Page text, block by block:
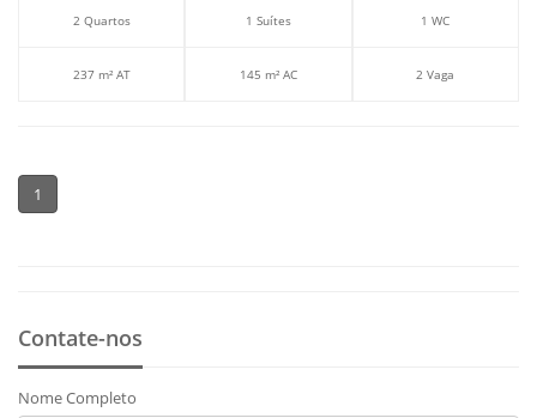
2 Quartos 1 Suítes 1 WC
237 m² AT 145 m² AC 2 Vaga
1
Contate-nos
Nome Completo